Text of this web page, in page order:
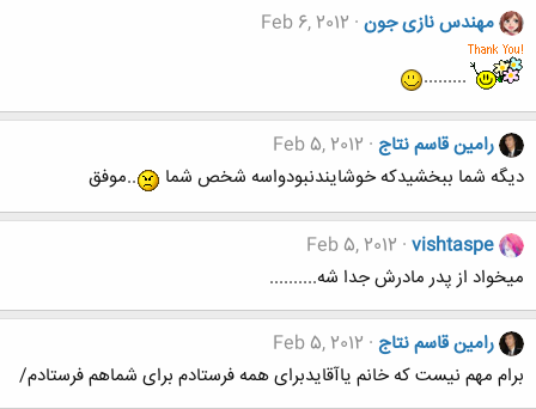
مهندس نازی جون Feb 6, 2012
.........
رامین قاسم نتاج Feb 5, 2012
دیگه شما ببخشیدکه خوشایندنبودواسه شخص شما
..موفق
vishtaspe
Feb 5, 2012
میخواد از پدر مادرش جدا شه..........
رامین قاسم نتاج Feb 5, 2012
برام مهم نیست که خانم یاآقایدبرای همه فرستادم برای شماهم فرستادم/